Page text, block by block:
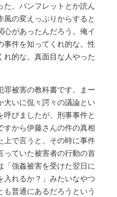
た。パンフレットとか読ん
の変えっぷりからすると
心があったんだろう。俺イ
事件を知ってくれ的な。性
的な。真面目な人やった
罪被害の教科書です。まー
大いに侃々諤々の議論とい
びましたが、刑事事件と
すから伊藤さんの件の真相
上で言うと、その時に事件
っていた被害者の行動の首
「強姦被害を受けた翌日に
入れるか？」みたいなやつ
普通にあるだろうという